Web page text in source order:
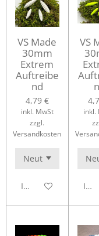
VS Made
30mm
Extrem
Auftreibe
nd
4,79 €
inkl. MwSt
zzgl.
Versandkosten
In den Warenkorb
VS
inkl.
In